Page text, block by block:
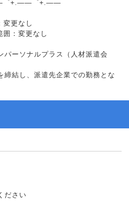
゜+.――゜+.――
更なし
：変更なし
パーソナルプラス（人材派遣会
締結し、派遣先企業での勤務とな
ださい